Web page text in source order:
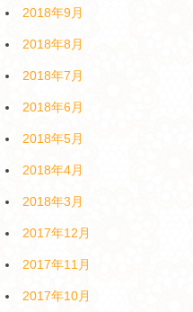
2018年9月
2018年8月
2018年7月
2018年6月
2018年5月
2018年4月
2018年3月
2017年12月
2017年11月
2017年10月